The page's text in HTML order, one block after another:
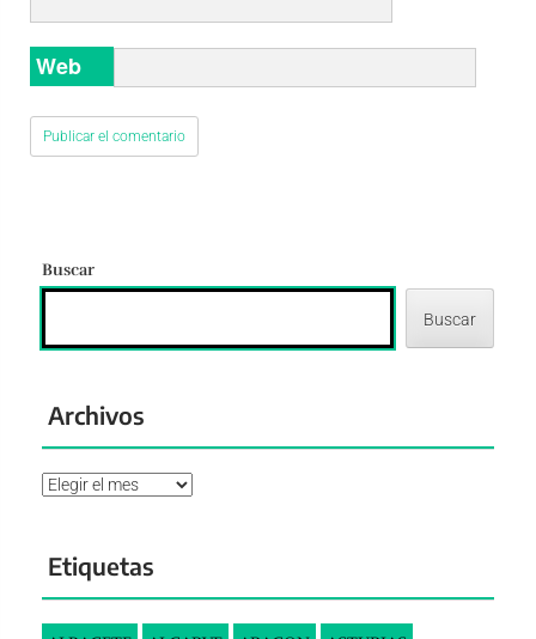
Web
Buscar
Buscar
Archivos
Archivos
Etiquetas